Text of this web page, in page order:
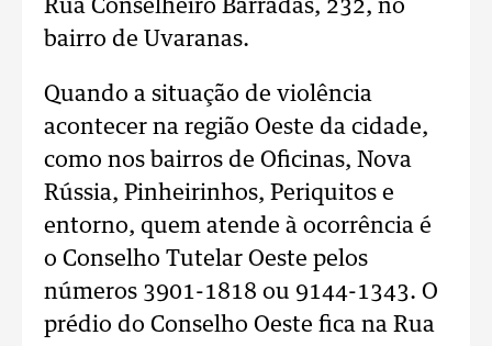
Rua Conselheiro Barradas, 232, no
bairro de Uvaranas.
Quando a situação de violência
acontecer na região Oeste da cidade,
como nos bairros de Oficinas, Nova
Rússia, Pinheirinhos, Periquitos e
entorno, quem atende à ocorrência é
o Conselho Tutelar Oeste pelos
números 3901-1818 ou 9144-1343. O
prédio do Conselho Oeste fica na Rua